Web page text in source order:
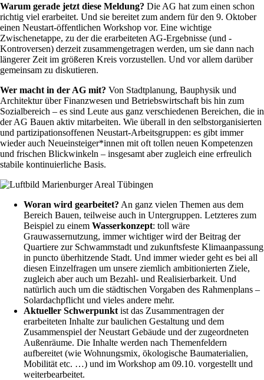
Warum gerade jetzt diese Meldung? Die AG hat zum einen schon
richtig viel erarbeitet. Und sie bereitet zum andern für den 9. Oktober
einen Neustart-öffentlichen Workshop vor. Eine wichtige
Zwischenetappe, zu der die erarbeiteten AG-Ergebnisse (und -
Kontroversen) derzeit zusammengetragen werden, um sie dann nach
längerer Zeit im größeren Kreis vorzustellen. Und vor allem darüber
gemeinsam zu diskutieren.
Wer macht in der AG mit? Von Stadtplanung, Bauphysik und
Architektur über Finanzwesen und Betriebswirtschaft bis hin zum
Sozialbereich – es sind Leute aus ganz verschiedenen Bereichen, die in
der AG Bauen aktiv mitarbeiten. Wie überall in den selbstorganisierten
und partizipationsoffenen Neustart-Arbeitsgruppen: es gibt immer
wieder auch Neueinsteiger*innen mit oft tollen neuen Kompetenzen
und frischen Blickwinkeln – insgesamt aber zugleich eine erfreulich
stabile kontinuierliche Basis.
Woran wird gearbeitet? An ganz vielen Themen aus dem
Bereich Bauen, teilweise auch in Untergruppen. Letzteres zum
Beispiel zu einem Wasserkonzept: toll wäre
Grauwassernutzung, immer wichtiger wird der Beitrag der
Quartiere zur Schwammstadt und zukunftsfeste Klimaanpassung
in puncto überhitzende Stadt. Und immer wieder geht es bei all
diesen Einzelfragen um unsere ziemlich ambitionierten Ziele,
zugleich aber auch um Bezahl- und Realisierbarkeit. Und
natürlich auch um die städtischen Vorgaben des Rahmenplans –
Solardachpflicht und vieles andere mehr.
Aktueller Schwerpunkt ist das Zusammentragen der
erarbeiteten Inhalte zur baulichen Gestaltung und dem
Zusammenspiel der Neustart Gebäude und der zugeordneten
Außenräume. Die Inhalte werden nach Themenfeldern
aufbereitet (wie Wohnungsmix, ökologische Baumaterialien,
Mobilität etc. …) und im Workshop am 09.10. vorgestellt und
weiterbearbeitet.